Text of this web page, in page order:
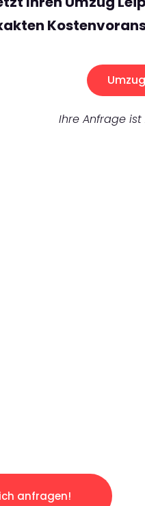
Ihre Anfrage ist
anfragen!